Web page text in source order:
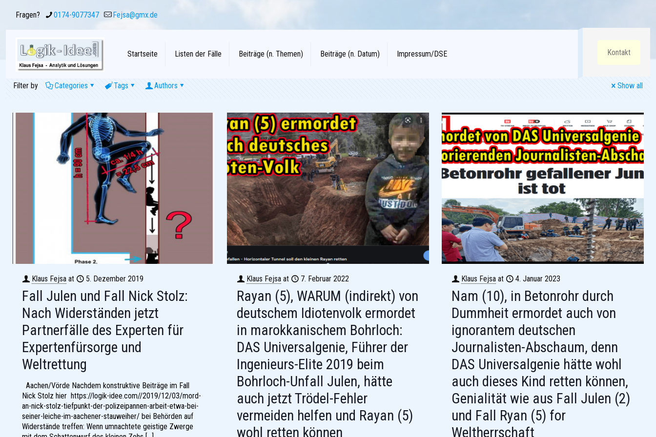
Fragen? 0174-9077347 Fejsa@gmx.de
Startseite Listen der Fälle Beiträge (n. Themen) Beiträge (n. Datum) Impressum/DSE Kontakt
Filter by Categories Tags Authors Show all
Klaus Fejsa at 5. Dezember 2019
Fall Julen und Fall Nick Stolz:
Nach Widerständen jetzt
Partnerfälle des Experten für
Expertenfürsorge und
Weltrettung
Aachen/Vörde Nachdem konstruktive Beiträge im Fall
Nick Stolz hier https://logik-idee.com//2019/12/03/mord-
an-nick-stolz-tiefpunkt-der-polizeipannen-arbeit-etwa-bei-
seiner-leiche-im-aachener-stauweiher/ bei Behörden auf
Widerstände treffen: Wenn umnachtete geistige Zwerge
Klaus Fejsa at 7. Februar 2022
Rayan (5), WARUM (indirekt) von
deutschem Idiotenvolk ermordet
in marokkanischem Bohrloch:
DAS Universalgenie, Führer der
Ingenieurs-Elite 2019 beim
Bohrloch-Unfall Julen, hätte
auch jetzt Trödel-Fehler
vermeiden helfen und Rayan (5)
wohl retten können
Klaus Fejsa at 4. Januar 2023
Nam (10), in Betonrohr durch
Dummheit ermordet auch von
ignorantem deutschen
Journalisten-Abschaum, denn
DAS Universalgenie hätte wohl
auch dieses Kind retten können,
Genialität wie aus Fall Julen (2)
und Fall Ryan (5) for
Weltherrschaft